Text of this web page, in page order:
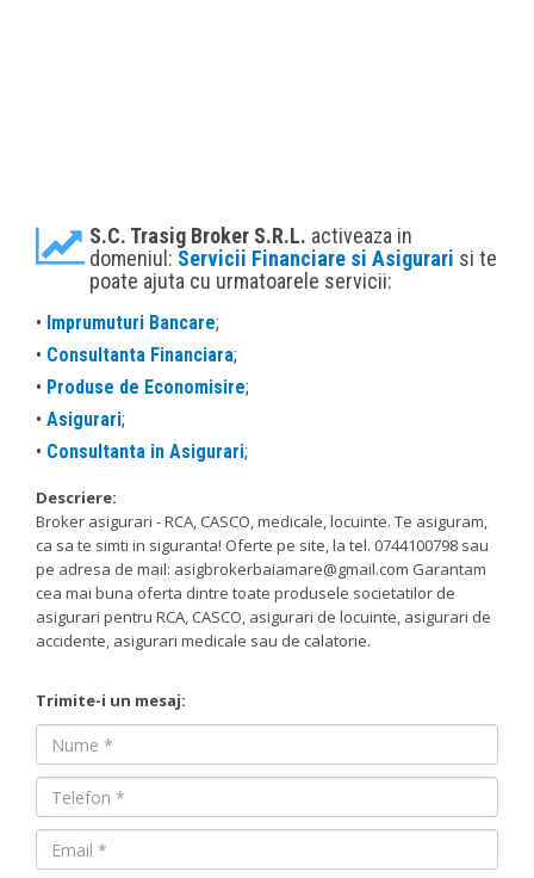
S.C. Trasig Broker S.R.L. activeaza in
domeniul: Servicii Financiare si Asigurari si te
poate ajuta cu urmatoarele servicii:
• Imprumuturi Bancare;
• Consultanta Financiara;
• Produse de Economisire;
• Asigurari;
• Consultanta in Asigurari;
Descriere:
Broker asigurari - RCA, CASCO, medicale, locuinte. Te asiguram,
ca sa te simti in siguranta! Oferte pe site, la tel. 0744100798 sau
pe adresa de mail: asigbrokerbaiamare@gmail.com Garantam
cea mai buna oferta dintre toate produsele societatilor de
asigurari pentru RCA, CASCO, asigurari de locuinte, asigurari de
accidente, asigurari medicale sau de calatorie.
Trimite-i un mesaj:
Nume
Nume
Email